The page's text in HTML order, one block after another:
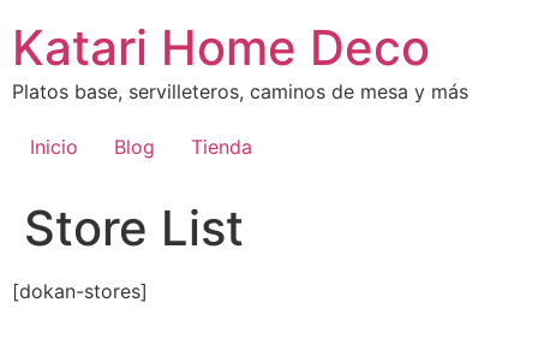
contenido
Katari Home Deco
Platos base, servilleteros, caminos de mesa y más
Inicio Blog Tienda
Store List
[dokan-stores]